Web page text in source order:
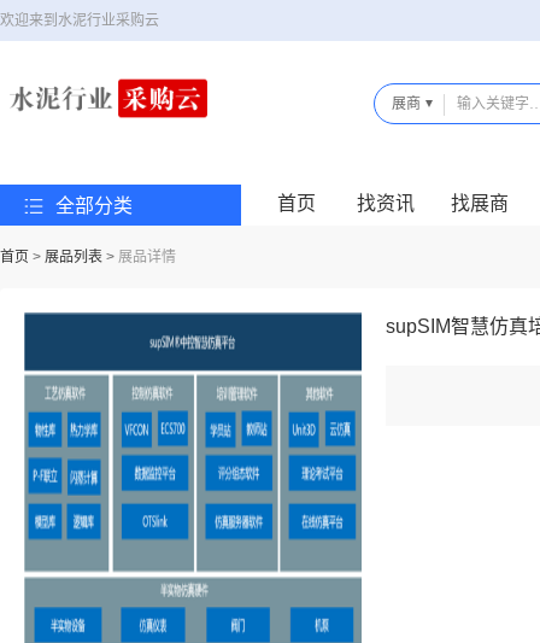
欢迎来到水泥行业采购云
展商
全部分类 首页 找资讯 找展商
首页 > 展品列表 > 展品详情
supSIM智慧仿真